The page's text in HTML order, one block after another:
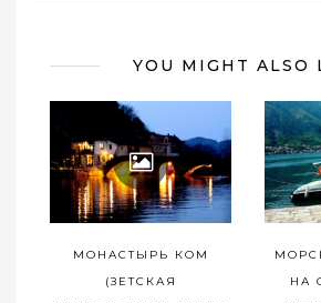
YOU MIGHT ALSO
МОНАСТЫРЬ КОМ
(ЗЕТСКАЯ
НА